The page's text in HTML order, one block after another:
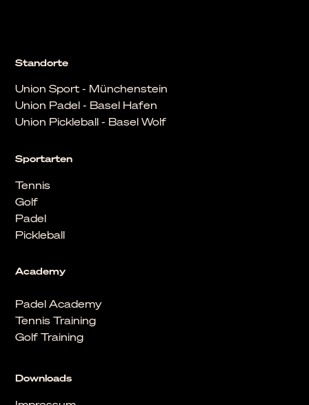
Downloads
Academy
Padel Academy
Tennis Training
Golf Training
Sportarten
Tennis
Golf
Padel
Pickleball
Standorte
Union Sport - Münchenstein
Union Padel - Basel Hafen
Union Pickleball - Basel Wolf